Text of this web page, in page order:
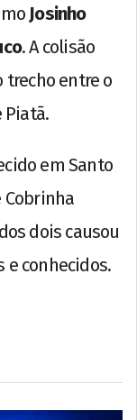
Josinho
. A colisão
trecho entre o
Piatã.
em Santo
Cobrinha
dois causou
e conhecidos.